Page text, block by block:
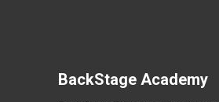
BackStage Academy